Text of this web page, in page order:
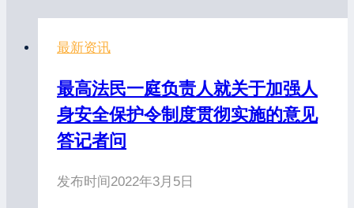
最新资讯
最高法民一庭负责人就关于加强人
身安全保护令制度贯彻实施的意见
答记者问
发布时间2022年3月5日